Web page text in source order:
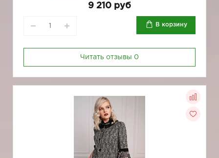
9 210 руб
В корзину
Читать отзывы 0